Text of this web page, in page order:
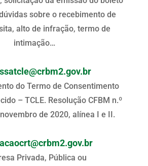
sobre o recebimento de
alto de infração, termo de
intimação…
do Termo de Consentimento
– TCLE. Resolução CFBM n.º
de 2020, alínea I e II.
Privada, Pública ou